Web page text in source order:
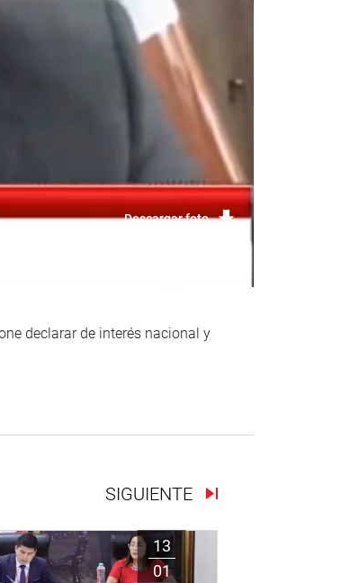
Descargar foto
declarar de interés nacional y
SIGUIENTE
13
01